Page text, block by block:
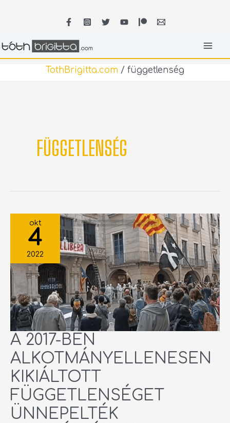
TothBrigitta.com / függetlenség
FÜGGETLENSÉG
okt
4
2022
A 2017-BEN
ALKOTMÁNYELLENESEN
KIKIÁLTOTT
FÜGGETLENSÉGET
ÜNNEPELTÉK
A
2017-
BEN
ALKOTMÁNYELLENESEN
KIKIÁLTOTT
FÜGGETLENSÉGET
ÜNNEPELTÉK
KATALÓNIÁBAN